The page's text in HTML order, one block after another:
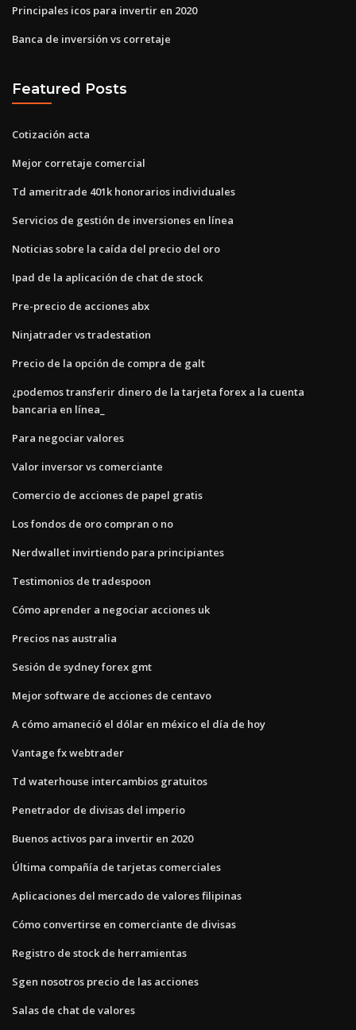
Principales icos para invertir en 2020
Banca de inversión vs corretaje
Featured Posts
Cotización acta
Mejor corretaje comercial
Td ameritrade 401k honorarios individuales
Servicios de gestión de inversiones en línea
Noticias sobre la caída del precio del oro
Ipad de la aplicación de chat de stock
Pre-precio de acciones abx
Ninjatrader vs tradestation
Precio de la opción de compra de galt
¿podemos transferir dinero de la tarjeta forex a la cuenta
bancaria en línea_
Para negociar valores
Valor inversor vs comerciante
Comercio de acciones de papel gratis
Los fondos de oro compran o no
Nerdwallet invirtiendo para principiantes
Testimonios de tradespoon
Cómo aprender a negociar acciones uk
Precios nas australia
Sesión de sydney forex gmt
Mejor software de acciones de centavo
A cómo amaneció el dólar en méxico el día de hoy
Vantage fx webtrader
Td waterhouse intercambios gratuitos
Penetrador de divisas del imperio
Buenos activos para invertir en 2020
Última compañía de tarjetas comerciales
Aplicaciones del mercado de valores filipinas
Cómo convertirse en comerciante de divisas
Registro de stock de herramientas
Sgen nosotros precio de las acciones
Salas de chat de valores